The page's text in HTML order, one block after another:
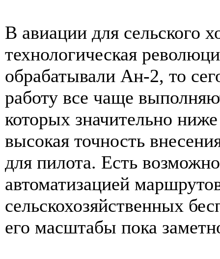
В авиации для сельского
технологическая
обрабатывали Ан-2, то
работу все чаще
которых значительно
высокая точность
для пилота. Есть
автоматизацией
сельскохозяйственных
его масштабы пока